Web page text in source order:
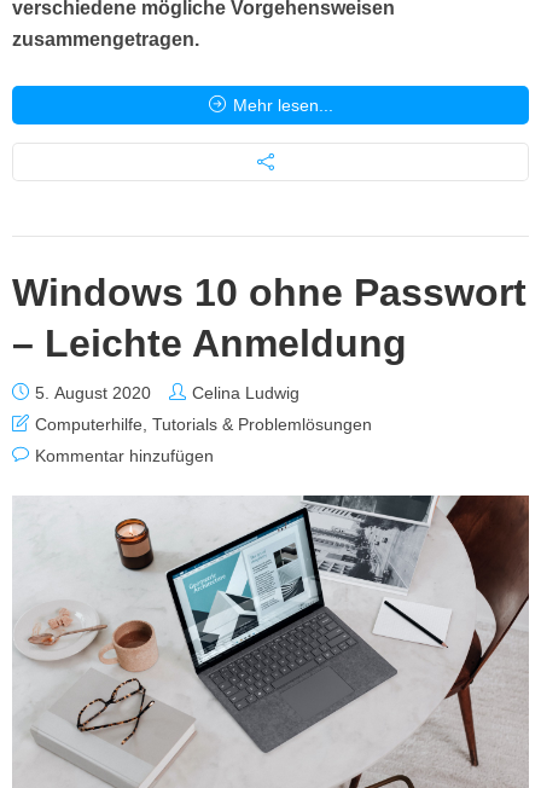
verschiedene mögliche Vorgehensweisen
zusammengetragen.
Mehr lesen...
Windows 10 ohne Passwort
– Leichte Anmeldung
5. August 2020
Celina Ludwig
Computerhilfe Tutorials & Problemlösungen
Kommentar hinzufügen